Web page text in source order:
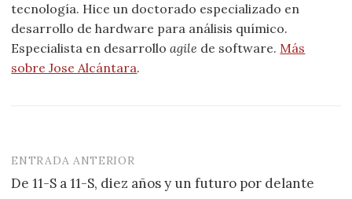
tecnología. Hice un doctorado especializado en
desarrollo de hardware para análisis químico.
Especialista en desarrolloagile de software. Más
sobre Jose Alcántara.
Navegación
de
ENTRADA ANTERIOR
De 11-S a 11-S, diez años y un futuro por delante